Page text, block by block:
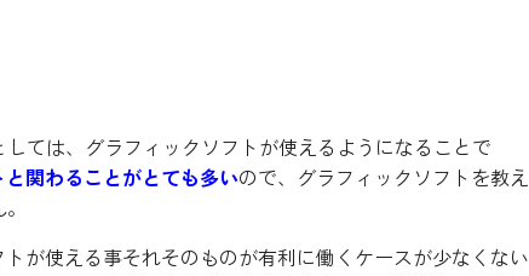
ては、グラフィックソフトが使えるようになることで
関わることがとても多いので、グラフィックソフトを教え
が使える事それそのものが有利に働くケースが少なくない